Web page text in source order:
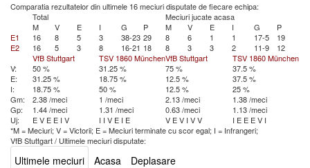
Comparatia rezultatelor din ultimele 16 meciuri disputate de fiecare echipa:
Total
Meciuri jucate acasa
M
V E I G P M V E I G
P
E1
16 8 5 3 38-23 29 8 6 1 1 17-5
19
E2
16 5 3 8 16-21 18 8 3 3 2 11-9
12
VfB Stuttgart
TSV 1860 MünchenVfB Stuttgart
TSV 1860 München
V:
50 % 31.25 % 75 %
37.5 %
E:
31.25 % 18.75 % 12.5 %
37.5 %
I:
18.75 % 50 % 12.5 %
25 %
Gm:
2.38 /meci 1 /meci 2.13 /meci
1.38 /meci
Gp:
1.44 /meci 1.31 /meci 0.63 /meci
1.13 /meci
Uj:
EV E E I V I I V E I E V EV I VV I E E EV I
*M = Meciuri; V = Victorii; E = Meciuri terminate cu scor egal; I = Infrangeri;
VfB Stuttgart/ Ultimele meciuri disputate:
Ultimele meciuri Acasa Deplasare